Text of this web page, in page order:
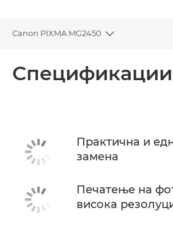
Canon PIXMA MG2450
Toggle
КУПЕТЕ МАСТИЛО
Спецификации
Практична и
замена
Печатење на
висока